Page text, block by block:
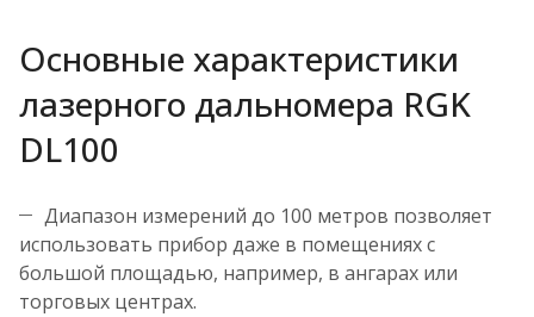
Основные характеристики
лазерного дальномера RGK
DL100
Диапазон измерений до 100 метров позволяет
использовать прибор даже в помещениях с
большой площадью, например, в ангарах или
торговых центрах.